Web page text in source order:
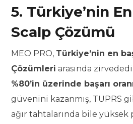
5. Türkiye’nin En
Scalp Çözümü
MEO PRO, Türkiye’nin en
Çözümleri arasında
%80’in üzerinde başarı
güvenini kazanmış, TUPRS
ağır tahtalarında bile yüksek